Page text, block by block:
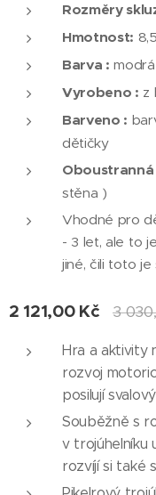
Rozměry
Hmotnost:
Barva : modrá
Vyrobeno : z
Barveno :
dětičky
stěna )
Vhodné pro
- 3 let, ale to
jiné, čili toto
2 121,00Kč 3
Hra a aktivity
rozvoj
posilují
Souběžně s
v trojúhelníku
rozvíjí si také